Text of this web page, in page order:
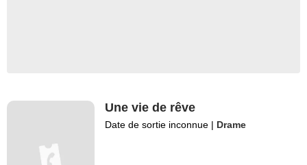
Une vie de rêve
Date de sortie inconnue | Drame